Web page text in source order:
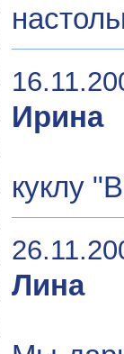
Ирина
куклу
Лина